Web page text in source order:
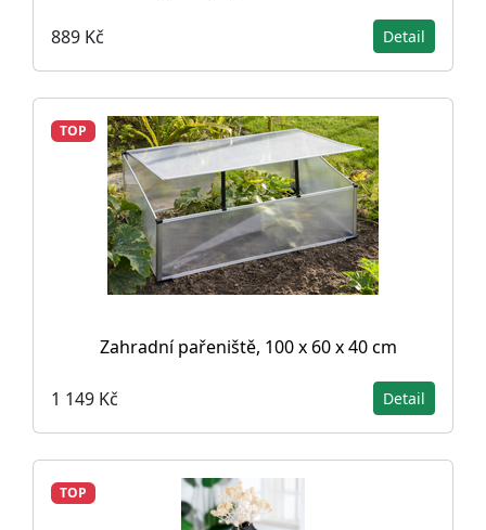
889 Kč Detail
TOP
Zahradní pařeniště, 100 x 60 x 40 cm
1 149 Kč Detail
TOP